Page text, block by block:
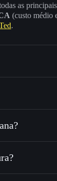
as
(custo médio
.
milhares de
em TED
as
não-custodial